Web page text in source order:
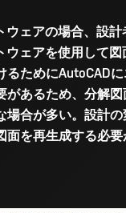
ウェアの場合、設
ウェアを使用して図
るためにAutoCAD
があるため、分解
場合が多い。設計の
面を再生成する必要